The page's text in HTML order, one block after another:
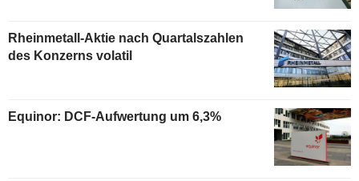
Rheinmetall-Aktie nach Quartalszahlen
des Konzerns volatil
Equinor: DCF-Aufwertung um 6,3%